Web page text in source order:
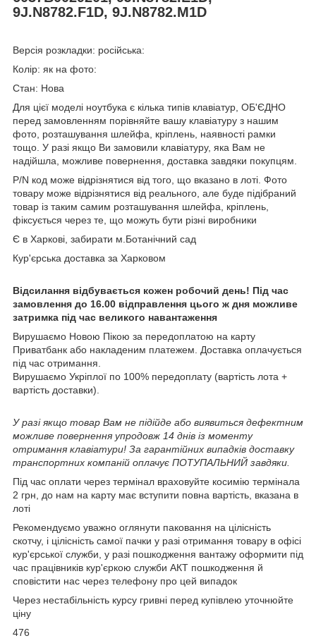
9J.N8782.F1D, 9J.N8782.M1D
Версія розкладки: російська:
Колір: як на фото:
Стан: Нова
Для цієї моделі ноутбука є кілька типів клавіатур, ОБ'ЄДНО
перед замовленням порівняйте вашу клавіатуру з нашим
фото, розташування шлейфа, кріплень, наявності рамки
тощо. У разі якщо Ви замовили клавіатуру, яка Вам не
надійшла, можливе повернення, доставка завдяки покупцям.
P/N код може відрізнятися від того, що вказано в лоті. Фото
товару може відрізнятися від реального, але буде підібраний
товар із таким самим розташування шлейфа, кріплень,
фіксується через те, що можуть бути різні виробники
Є в Харкові, забирати м.Ботанічний сад
Кур'єрська доставка за Харковом
Відсилання відбувається кожен робочий день! Під час
замовлення до 16.00 відправлення цього ж дня можливе
затримка під час великого навантаження
Вирушаємо Новою Пікою за передоплатою на карту
Приватбанк або накладеним платежем. Доставка оплачується
під час отримання.
Вирушаємо Укріплої по 100% передоплату (вартість лота +
вартість доставки).
У разі якщо товар Вам не підійде або виявиться дефектним
можливе повернення упродовж 14 днів із моменту
отримання клавіатури! За гарантійних випадків доставку
транспортних компаній оплачує ПОТУПАЛЬНИЙ завдяки.
Під час оплати через термінал враховуйте косимію термінала
2 грн, до нам на карту має вступити повна вартість, вказана в
лоті
Рекомендуємо уважно оглянути паковання на цілісність
скотчу, і цілісність самої пачки у разі отримання товару в офісі
кур'єрської служби, у разі пошкодження вантажу оформити під
час працівників кур'єркою служби АКТ пошкодження й
сповістити нас через телефону про цей випадок
Через нестабільність курсу гривні перед купівлею уточнюйте
ціну
476